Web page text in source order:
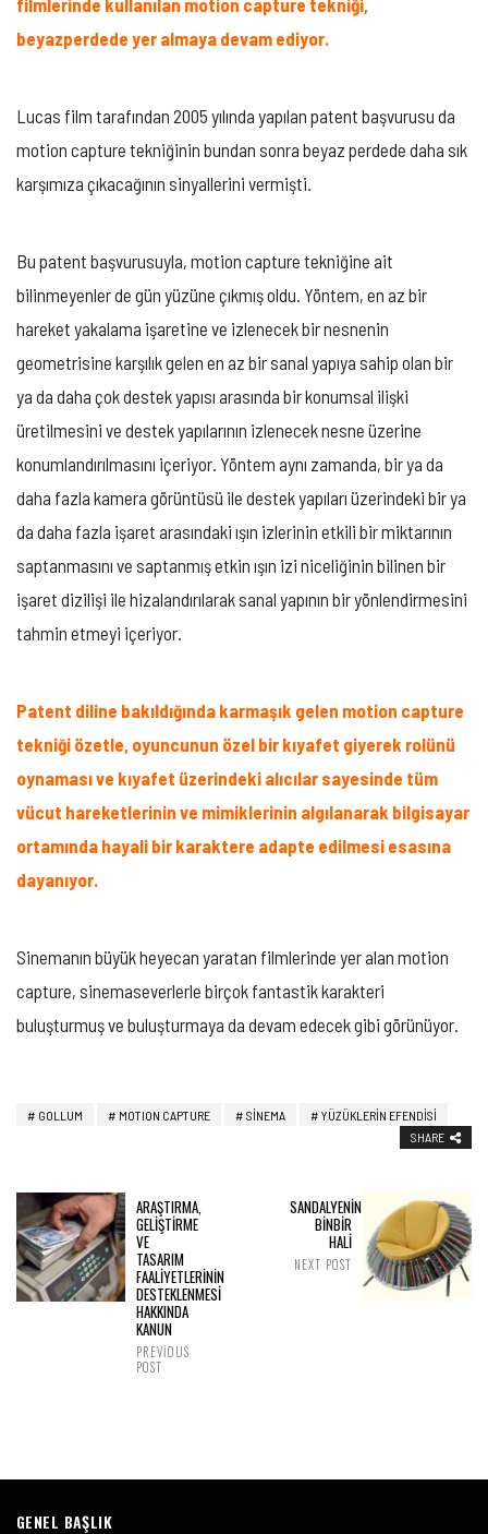
beyazperdede yer almaya devam ediyor.
Lucas film tarafından 2005 yılında yapılan patent başvurusu da
motion capture tekniğinin bundan sonra beyaz perdede daha sık
karşımıza çıkacağının sinyallerini vermişti.
Bu patent başvurusuyla, motion capture tekniğine ait
bilinmeyenler de gün yüzüne çıkmış oldu. Yöntem, en az bir
hareket yakalama işaretine ve izlenecek bir nesnenin
geometrisine karşılık gelen en az bir sanal yapıya sahip olan bir
ya da daha çok destek yapısı arasında bir konumsal ilişki
üretilmesini ve destek yapılarının izlenecek nesne üzerine
konumlandırılmasını içeriyor. Yöntem aynı zamanda, bir ya da
daha fazla kamera görüntüsü ile destek yapıları üzerindeki bir ya
da daha fazla işaret arasındaki ışın izlerinin etkili bir miktarının
saptanmasını ve saptanmış etkin ışın izi niceliğinin bilinen bir
işaret dizilişi ile hizalandırılarak sanal yapının bir yönlendirmesini
tahmin etmeyi içeriyor.
Patent diline bakıldığında karmaşık gelen motion capture
tekniği özetle, oyuncunun özel bir kıyafet giyerek rolünü
oynaması ve kıyafet üzerindeki alıcılar sayesinde tüm
vücut hareketlerinin ve mimiklerinin algılanarak bilgisayar
ortamında hayali bir karaktere adapte edilmesi esasına
dayanıyor.
Sinemanın büyük heyecan yaratan filmlerinde yer alan motion
capture, sinemaseverlerle birçok fantastik karakteri
buluşturmuş ve buluşturmaya da devam edecek gibi görünüyor.
GOLLUM MOTION CAPTURE SINEMA
YÜZÜKLERIN EFENDISI
SHARE
ARAŞTIRMA,
GELİŞTİRME
VE
TASARIM
FAALİYETLERİNİN
DESTEKLENMESİ
HAKKINDA
KANUN
PREVIOUS
POST
SANDALYENİN
BİNBİR
HALİ
NEXT POST
GENEL BAŞLIK